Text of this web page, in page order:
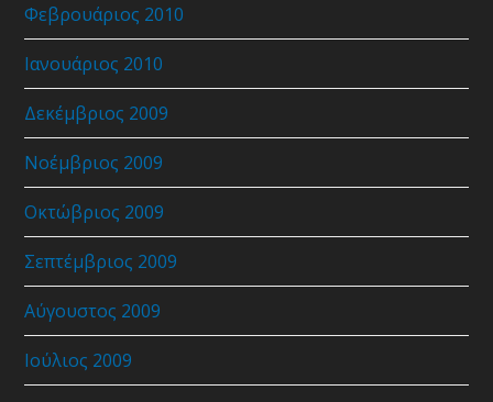
Φεβρουάριος 2010
Ιανουάριος 2010
Δεκέμβριος 2009
Νοέμβριος 2009
Οκτώβριος 2009
Σεπτέμβριος 2009
Αύγουστος 2009
Ιούλιος 2009